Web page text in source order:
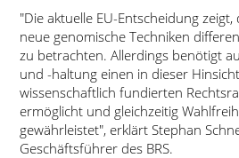
Die aktuelle EU-Entscheidung
neue genomische Techniken
zu betrachten. Allerdings benötigt
und -haltung einen in dieser
wissenschaftlich fundierten
ermöglicht und gleichzeitig
gewährleistet , erklärt Stephan
Geschäftsführer des BRS.